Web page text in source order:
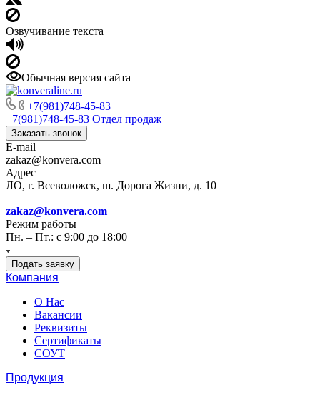
Озвучивание текста
Обычная версия сайта
+7(981)748-45-83
+7(981)748-45-83 Отдел продаж
Заказать звонок
E-mail
zakaz@konvera.com
Адрес
ЛО, г. Всеволожск, ш. Дорога Жизни, д. 10
zakaz@konvera.com
Режим работы
Пн. – Пт.: с 9:00 до 18:00
Подать заявку
Компания
О Нас
Вакансии
Реквизиты
Сертификаты
СОУТ
Продукция